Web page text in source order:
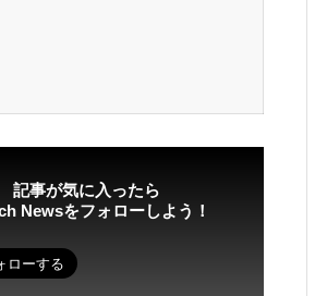
記事が気に入ったら
Newsをフォローしよう！